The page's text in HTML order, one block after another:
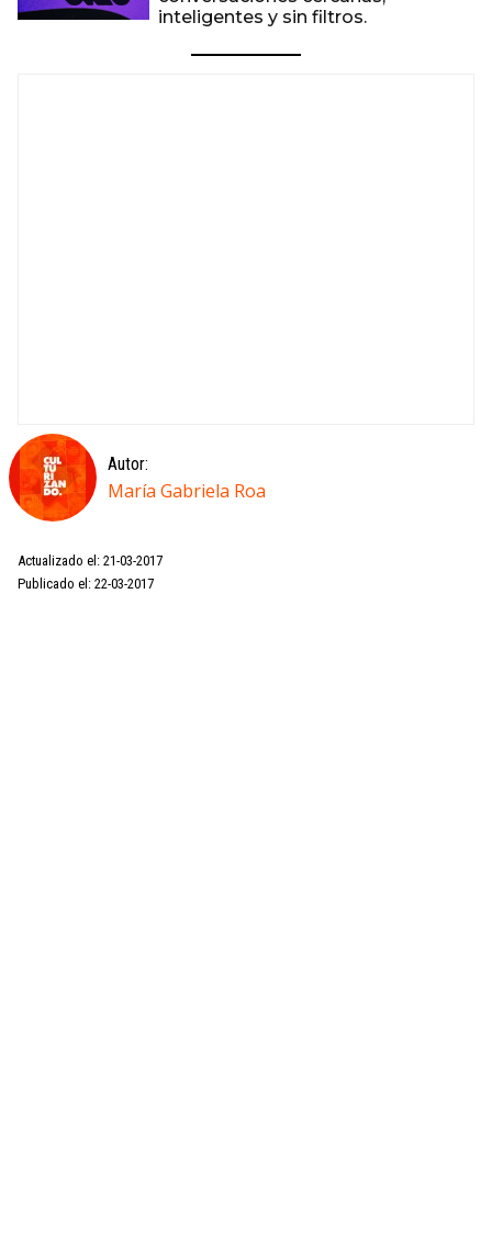
inteligentes y sin filtros.
Autor:
María Gabriela Roa
Actualizado el: 21-03-2017
Publicado el: 22-03-2017